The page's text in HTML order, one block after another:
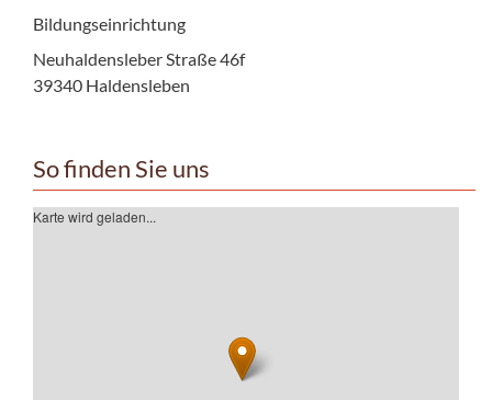
Bildungseinrichtung
Neuhaldensleber Straße 46f
39340 Haldensleben
So finden Sie uns
Karte wird geladen...